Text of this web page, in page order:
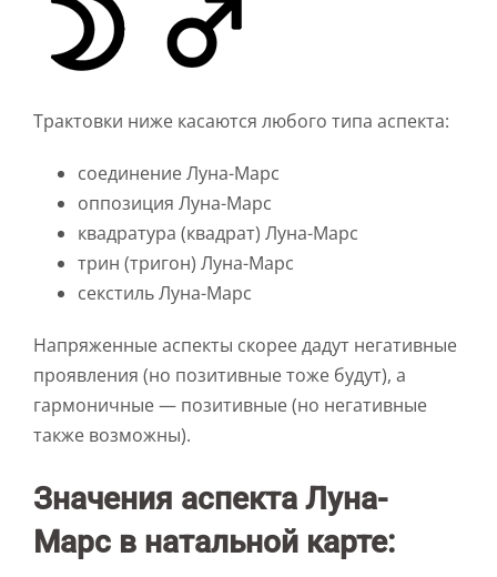
Трактовки ниже касаются любого типа аспекта:
соединение Луна-Марс
оппозиция Луна-Марс
квадратура (квадрат) Луна-Марс
трин (тригон) Луна-Марс
секстиль Луна-Марс
Напряженные аспекты скорее дадут негативные
проявления (но позитивные тоже будут), а
гармоничные — позитивные (но негативные
также возможны).
Значения аспекта Луна-
Марс в натальной карте: